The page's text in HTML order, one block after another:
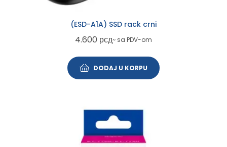
(ESD-A1A) SSD rack crni
4.600 рсд~ sa PDV-om
DODAJ U KORPU